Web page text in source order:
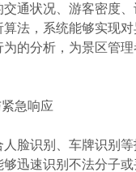
交通状况、游客密度
法，系统能够实现
的分析，为景区管
急响应
识别、车牌识别等
够迅速识别不法分子